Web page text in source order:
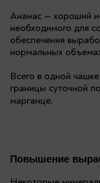
Ананас — хороший
необходимого для
обеспечения
нормальных
Всего в одной
границы суточной
марганце.
Повышение